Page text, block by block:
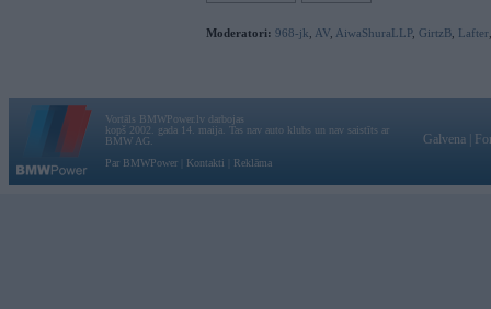
Moderatori: 968-jk AV AiwaShuraLLP, GirtzB Lafter
Vortāls BMWPower.lv darbojas
kopš 2002. gada 14. maija. Tas nav auto klubs un nav saistīts ar
BMW AG.
Par BMWPower
Kontakti Reklāma
Galvena